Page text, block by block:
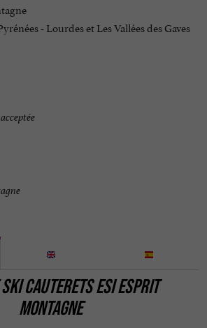
- Lourdes et Les Vallées des Gaves
CAUTERETS ESI ESPRIT
MONTAGNE